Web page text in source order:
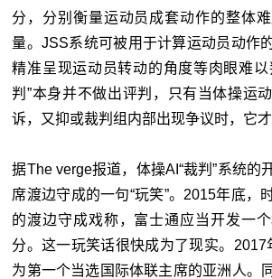
分，分别衡量运动员成套动作的整体
量。JSS系统可被用于计算运动员动作
精准呈现运动员转动的角度等肉眼难以
判”本身并不做出评判，只有当体操运
诉，又抑或裁判组内部出现争议时，它才
据The verge报道，体操AI“裁判”系统的
席渡边守成的一句“玩笑”。2015年底，
的渡边守成戏称，富士通应当开发一
分。这一玩笑话很快成为了现实。2017
为第一个当选国际体联主席的亚洲人。